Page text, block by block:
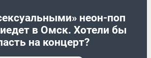
неон-поп
в Омск. Хотели бы
на концерт?